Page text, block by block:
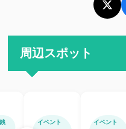
周辺スポット
イベント イベント